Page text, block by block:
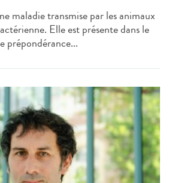
maladie transmise par les animaux
Elle est présente dans le
prépondérance...